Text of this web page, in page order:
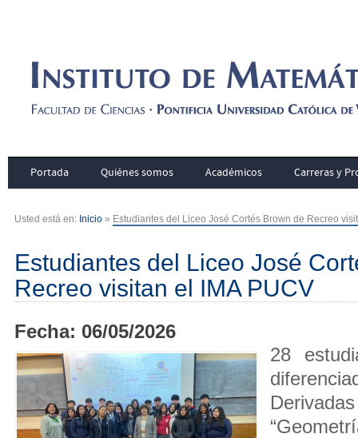
Portada Quiénes somos Académicos Carreras y
Usted está en: Inicio » Estudiantes del Liceo José Cortés Brown de Recreo
Estudiantes del Liceo José
Recreo visitan el IMA PUCV
Fecha: 06/05/2026
28